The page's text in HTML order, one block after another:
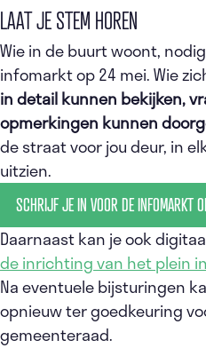
LAAT JE STEM HOREN
Wie in de buurt woont,
infomarkt op 24 mei. Wie
in detail kunnen bekijken,
opmerkingen kunnen
de straat voor jou deur, in
uitzien.
SCHRIJF JE IN VOOR DE INFOMARKT
Daarnaast kan je ook
de inrichting van het plein
Na eventuele bijsturingen
opnieuw ter goedkeuring
gemeenteraad.